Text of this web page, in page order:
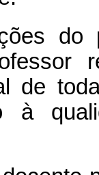
do
de
à